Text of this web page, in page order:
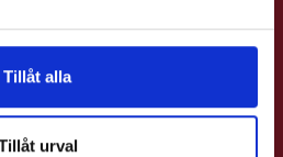
Tillåt alla
urval
en pilsner och en väl vald
i matens råvaror
vin inte gör.